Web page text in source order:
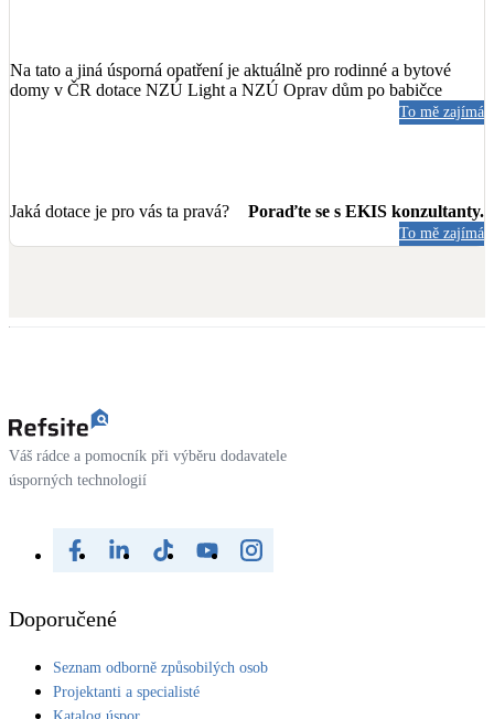
Na tato a jiná úsporná opatření je aktuálně pro rodinné a bytové
domy v ČR dotace NZÚ Light a NZÚ Oprav dům po babičce
To mě zajímá
Jaká dotace je pro vás ta pravá? Poraďte se s EKIS konzultanty.
To mě zajímá
Váš rádce a pomocník při výběru dodavatele
úsporných technologií
Doporučené
Seznam odborně způsobilých osob
Projektanti a specialisté